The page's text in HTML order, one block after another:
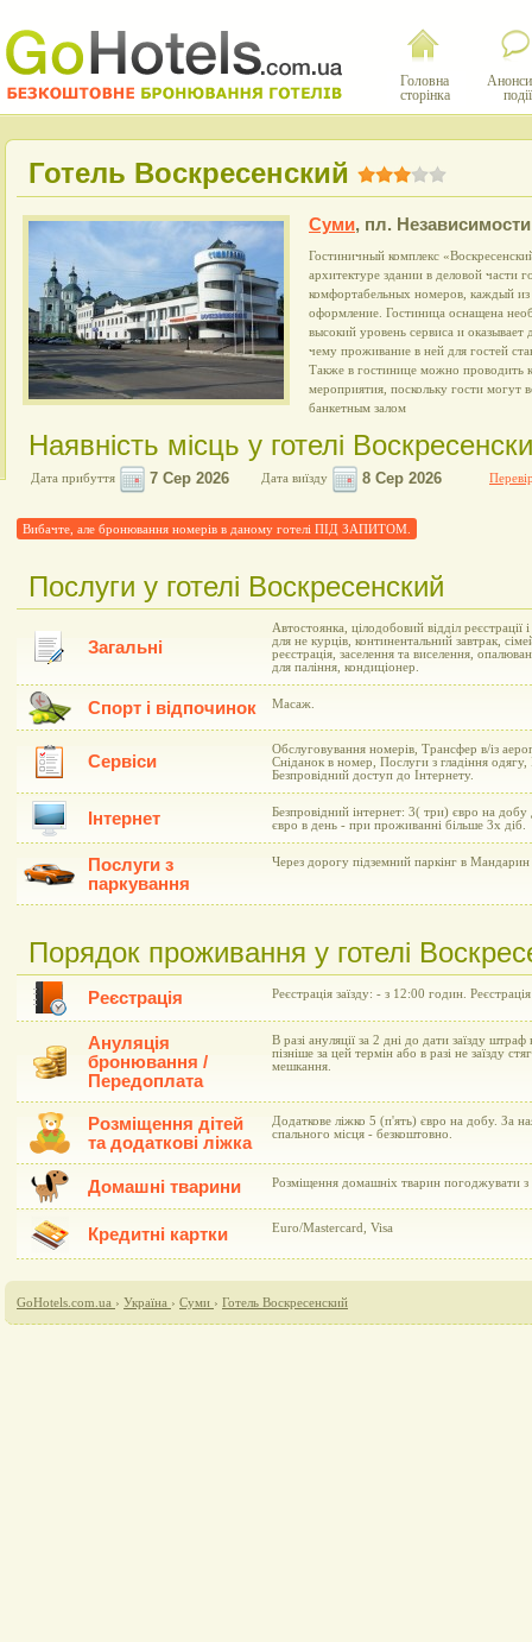
Головна
сторінка
події
Готель Воскресенский
Суми, пл.
Гостиничный комплекс
архитектуре здании в деловой части
комфортабельных номеров, каждый из
оформление. Гостиница оснащена
высокий уровень сервиса и
чему проживание в ней для гостей
Также в гостинице можно проводить
мероприятия, поскольку гости могут
банкетным залом
Наявність місць у готелі
Дата прибуття Дата виїзду
Вибачте, але бронювання номерів в даному готелі ПІД ЗАПИТОМ.
Послуги у готелі Воскресенский
Загальні
Автостоянка, цілодобовий відділ
для не курців, континентальний завтрак,
реєстрація, заселення та виселення,
для паління, кондиціонер.
Спорт і відпочинок Масаж.
Сервіси
Обслуговування номерів, Трансфер в/із
Сніданок в номер, Послуги з гладіння
Безпровідний доступ до Інтернету.
Інтернет
Безпровідний інтернет: 3( три) євро на
євро в день - при проживанні більше 3х діб.
Послуги з
паркування
Через дорогу підземний паркінг в
Порядок проживання у готелі
Реєстрація Реєстрація заїзду: - з 12:00 годин.
Ануляція
бронювання /
Передоплата
В разі ануляції за 2 дні до дати заїзду штраф
пізніше за цей термін або в разі не заїзду
мешкання.
Розміщення дітей
та додаткові ліжка
Додаткове ліжко 5 (п'ять) євро на добу. За
спального місця - безкоштовно.
Домашні тварини Розміщення домашніх тварин погоджувати з
Кредитні картки Euro/Mastercard, Visa
GoHotels.com.ua › Україна › Суми › Готель Воскресенский